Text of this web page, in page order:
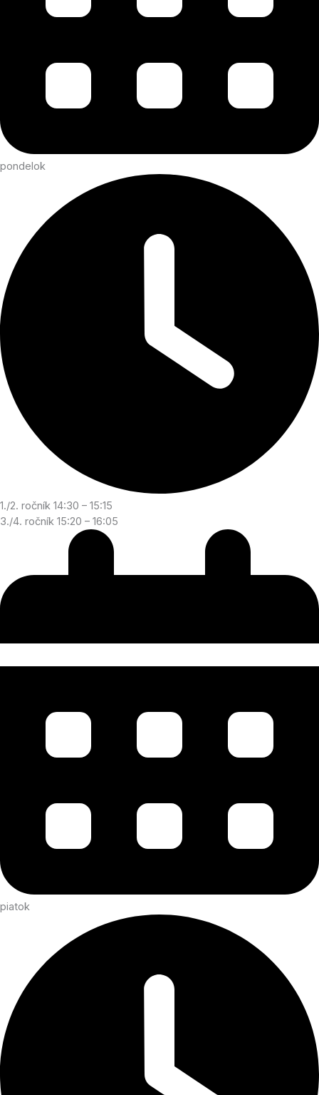
pondelok
1./2. ročník 14:30 – 15:15
3./4. ročník 15:20 – 16:05
piatok